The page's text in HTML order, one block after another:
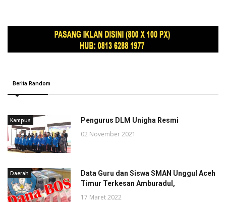
Berita Random
Kampus Pengurus DLM Unigha Resmi
02 November 2021
Daerah
Data Guru dan Siswa SMAN Unggul Aceh
Timur Terkesan Amburadul,
17 Maret 2022